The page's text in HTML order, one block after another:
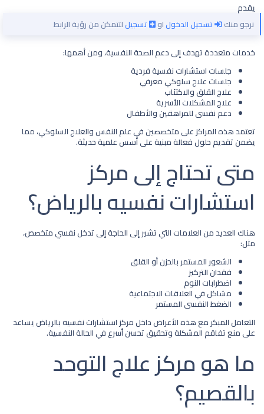
يقدم
نرجو منك
تسجيل الدخولاو تسجيللتتمكن من رؤية الرابط
خدمات متعددة تهدف إلى دعم الصحة النفسية، ومن أهمها:
جلسات استشارات نفسية فردية
جلسات علاج سلوكي معرفي
علاج القلق والاكتئاب
علاج المشكلات الأسرية
دعم نفسي للمراهقين والأطفال
تعتمد هذه المراكز على متخصصين في علم النفس والعلاج السلوكي، مما
يضمن تقديم حلول فعالة مبنية على أسس علمية حديثة.
متى تحتاج إلى مركز
استشارات نفسيه بالرياض؟​
هناك العديد من العلامات التي تشير إلى الحاجة إلى تدخل نفسي متخصص،
مثل:
الشعور المستمر بالحزن أو القلق
فقدان التركيز
اضطرابات النوم
مشاكل في العلاقات الاجتماعية
الضغط النفسي المستمر
التعامل المبكر مع هذه الأعراض داخلمركز استشارات نفسيه بالرياضيساعد
على منع تفاقم المشكلة وتحقيق تحسن أسرع في الحالة النفسية.
ما هو مركز علاج التوحد
بالقصيم؟​